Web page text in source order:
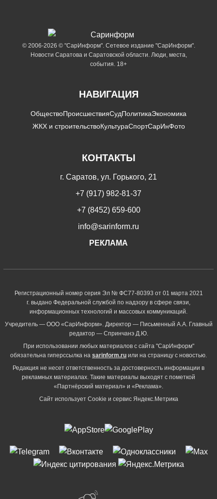
© 2006-2026 © "СарИнформ". Сетевое издание "СарИнформ".
Новости Саратова и Саратовской области. Люди, места,
события. 18+
НАВИГАЦИЯ
ОбществоПроисшествияСудПолитикаЭкономика
ЖКХ и строительствоКультураСпортСарИнФото
КОНТАКТЫ
г. Саратов, ул. Горького, 21
+7 (917) 982-81-37
+7 (8452) 659-600
info@sarinform.ru
РЕКЛАМА
Регистрационный номер серия Эл № ФС77-80393 от 01 марта 2021
г. выдано Федеральной службой по надзору в сфере связи,
информационных технологий и массовых коммуникаций.
Учредитель — ООО «СарИнформ». Директор — Письменный А.А. Главный
редактор — Спринчанэ Д.Ю.
При использовании любых материалов с сайта "СарИнформ"
обязательна гиперссылка на sarinform.ru или на страницу с новостью.
Редакция не несет ответственность за достоверность информации в
рекламных материалах. Такие материалы выходят с пометкой
«Партнёрский материал» и «Реклама».
Сайт использует Cookie и сервиc Яндекс.Метрика